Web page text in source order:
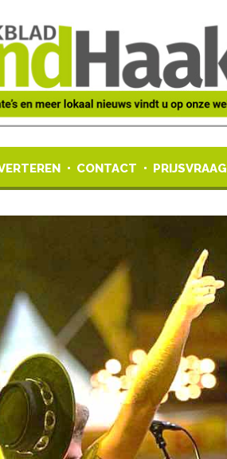
CONTACT PRIJSVRAAG